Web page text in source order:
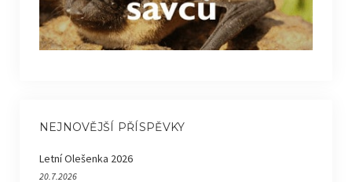
NEJNOVĚJŠÍ PŘÍSPĚVKY
Letní Olešenka 2026
20.7.2026